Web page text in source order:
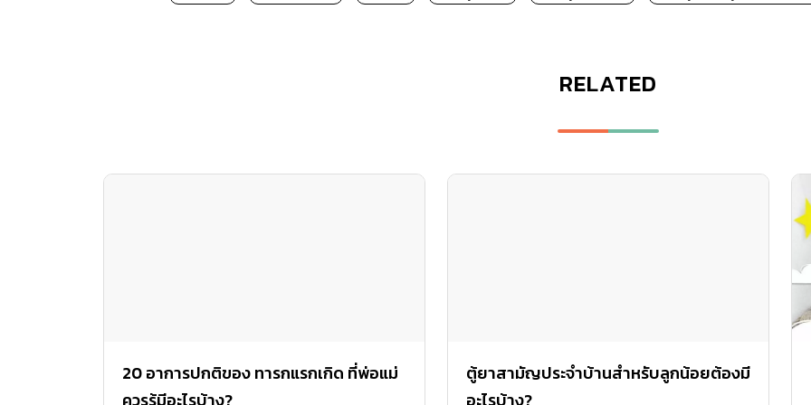
RELATED
20 อาการปกติของ ทารกแรกเกิด ที่พ่อแม่
ตู้ยาสามัญประจำบ้านสำหรับลูกน้อยต้องมี